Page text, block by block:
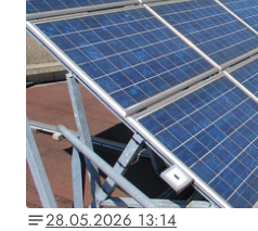
notes28.05.2026 13:14